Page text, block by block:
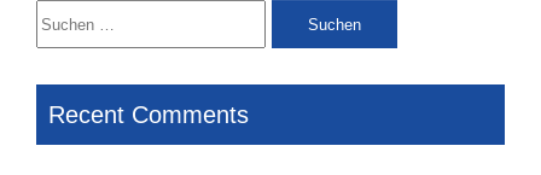
Suchen
nach:
Recent Comments